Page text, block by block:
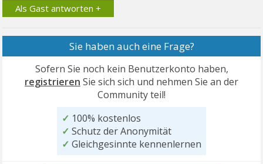
Als Gast antworten +
Sie haben auch eine Frage?
Sofern Sie noch kein Benutzerkonto haben,
registrieren Sie sich sich und nehmen Sie an der
Community teil!
✓ 100% kostenlos
✓ Schutz der Anonymität
✓ Gleichgesinnte kennenlernen